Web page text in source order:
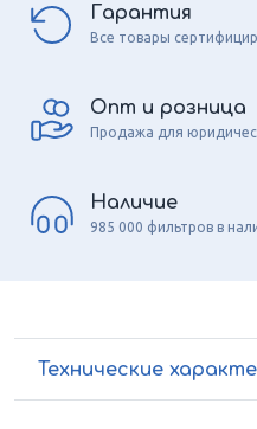
Гарантия
Все товары
Опт и розница
Продажа для
Наличие
985 000 фильтров в
Технические